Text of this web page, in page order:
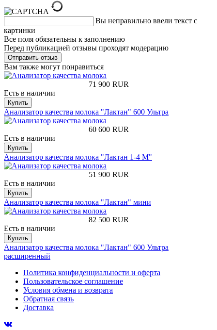
Вы неправильно ввели текст с
картинки
Все поля обязательны к заполнению
Перед публикацией отзывы проходят модерацию
Вам также могут понравиться
71 900 RUR
Есть в наличии
Купить
Анализатор качества молока "Лактан" 600 Ультра
60 600 RUR
Есть в наличии
Купить
Анализатор качества молока "Лактан 1-4 M"
51 900 RUR
Есть в наличии
Купить
Анализатор качества молока "Лактан" мини
82 500 RUR
Есть в наличии
Купить
Анализатор качества молока "Лактан" 600 Ультра
расширенный
Политика конфиденциальности и оферта
Пользовательское соглашение
Условия обмена и возврата
Обратная связь
Доставка